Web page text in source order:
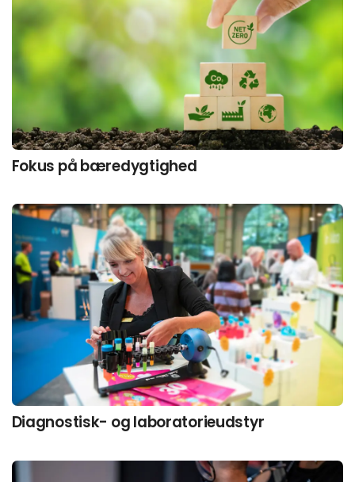
Fokus på bæredygtighed
Diagnostisk- og laboratorieudstyr